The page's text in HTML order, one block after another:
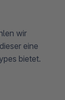
wir
eine
bietet.